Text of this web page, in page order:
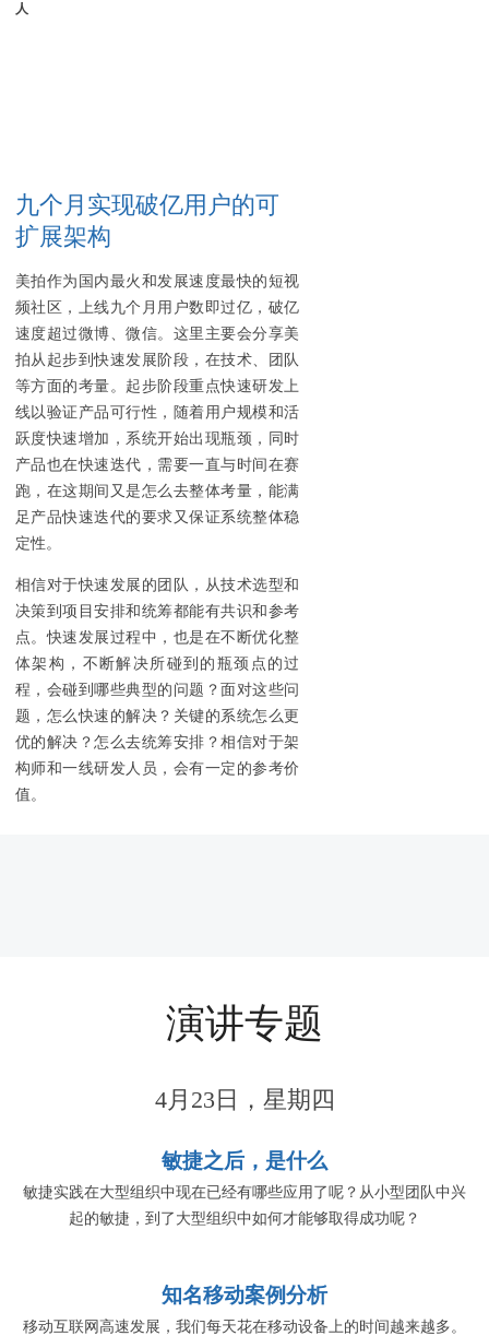
人
九个月实现破亿用户的可
扩展架构
美拍作为国内最火和发展速度最快的短视
频社区，上线九个月用户数即过亿，破亿
速度超过微博、微信。这里主要会分享美
拍从起步到快速发展阶段，在技术、团队
等方面的考量。起步阶段重点快速研发上
线以验证产品可行性，随着用户规模和活
跃度快速增加，系统开始出现瓶颈，同时
产品也在快速迭代，需要一直与时间在赛
跑，在这期间又是怎么去整体考量，能满
足产品快速迭代的要求又保证系统整体稳
定性。
相信对于快速发展的团队，从技术选型和
决策到项目安排和统筹都能有共识和参考
点。快速发展过程中，也是在不断优化整
体架构，不断解决所碰到的瓶颈点的过
程，会碰到哪些典型的问题？面对这些问
题，怎么快速的解决？关键的系统怎么更
优的解决？怎么去统筹安排？相信对于架
构师和一线研发人员，会有一定的参考价
值。
演讲专题
4月23日，星期四
敏捷之后，是什么
敏捷实践在大型组织中现在已经有哪些应用了呢？从小型团队中兴
起的敏捷，到了大型组织中如何才能够取得成功呢？
知名移动案例分析
移动互联网高速发展，我们每天花在移动设备上的时间越来越多。